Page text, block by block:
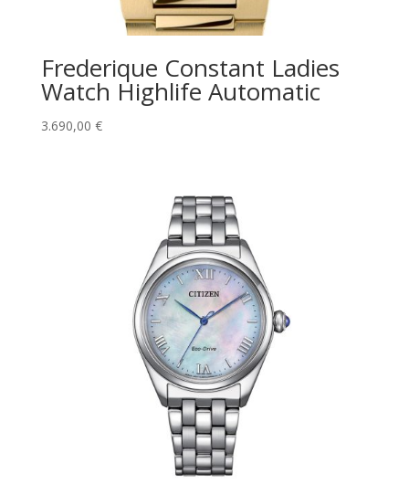
Frederique Constant Ladies
Watch Highlife Automatic
3.690,00 €